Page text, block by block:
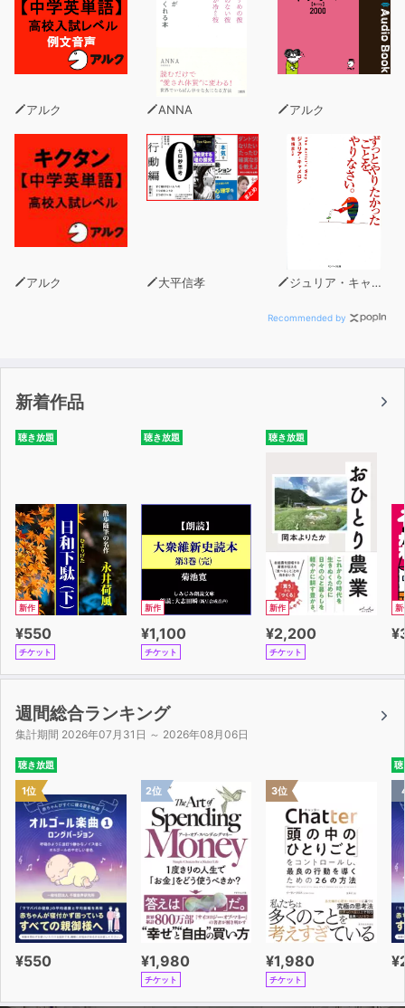
アルク ANNA アルク
アルク 大平信孝 ジュリア・キャメロン
Recommended by
新着作品
聴き放題
新作
¥550
チケット
聴き放題
新作
¥1,100
チケット
聴き放題
新作
¥2,200
チケット
新
週間総合ランキング
集計期間 2026年07月31日 ～ 2026年08月06日
聴き放題
1位
¥550
2位
¥1,980
チケット
3位
¥1,980
チケット
聴